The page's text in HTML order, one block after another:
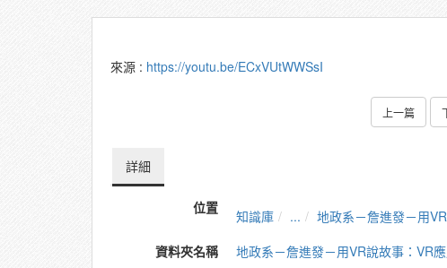
來源 : https://youtu.be/ECxVUtWWSsI
上一篇
詳細
位置 知識庫 ...
地政系－詹進發－用
資料夾名稱
地政系－詹進發－用VR說故事：VR